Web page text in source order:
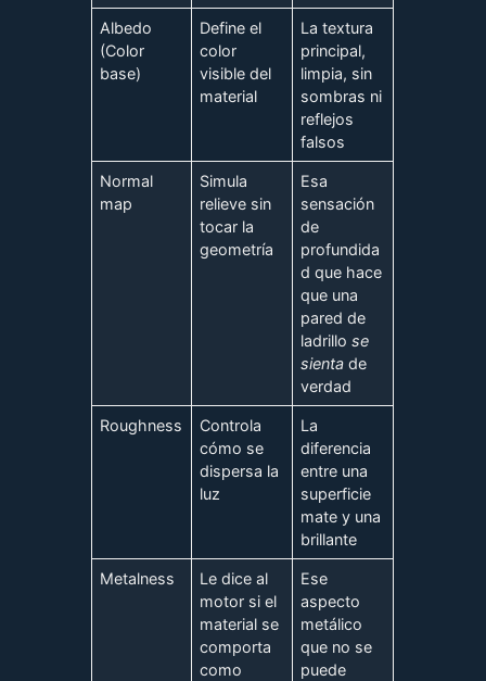
Albedo
(Color
base)
Define el
color
visible del
material
La textura
principal,
limpia, sin
sombras ni
reflejos
falsos
Normal
map
Simula
relieve sin
tocar la
geometría
Esa
sensación
de
profundida
d que hace
que una
pared de
ladrillose
sienta de
verdad
Roughness
Controla
cómo se
dispersa la
luz
La
diferencia
entre una
superficie
mate y una
brillante
Metalness
Le dice al
motor si el
material se
comporta
como
Ese
aspecto
metálico
que no se
puede